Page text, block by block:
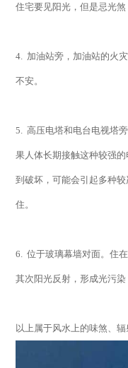
住宅要见阳光，但是忌光煞
4. 加油站旁，加油站的火
不安。
5.高压电塔和电台电视塔
果人体长期接触这种较强
到破坏，可能会引起多种
住。
6.位于玻璃幕墙对面。住
其次阳光反射，形成光污染
以上属于风水上的味煞、